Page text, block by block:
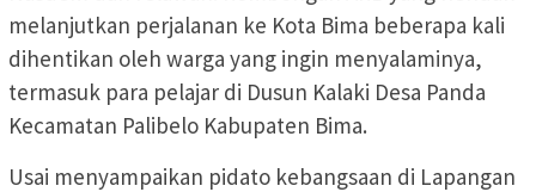
melanjutkan perjalanan ke Kota Bima beberapa kali
dihentikan oleh warga yang ingin menyalaminya,
termasuk para pelajar di Dusun Kalaki Desa Panda
Kecamatan Palibelo Kabupaten Bima.
Usai menyampaikan pidato kebangsaan di Lapangan